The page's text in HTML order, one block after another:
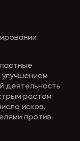
деятельность
ростом
исков,
против